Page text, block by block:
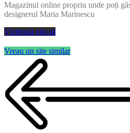
Magazinul online propriu unde poți
designerul Maria Marinescu
Vizitează site-ul
Vreau un site similar